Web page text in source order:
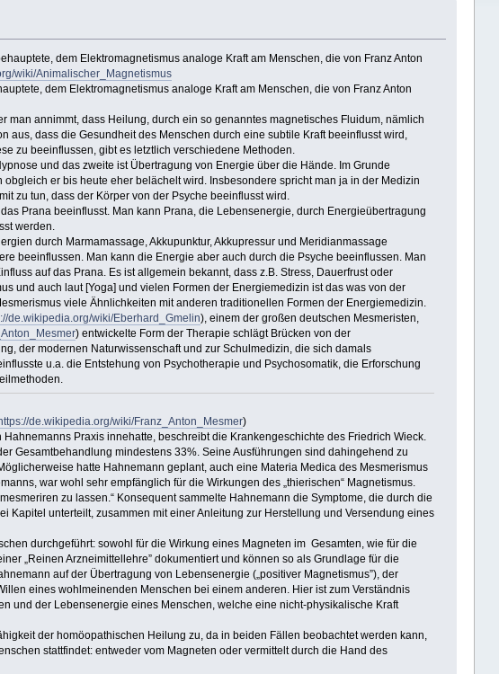
dem Elektromagnetismus analoge Kraft am Menschen, die von Franz Anton
wiki/Animalischer_Magnetismus
dem Elektromagnetismus analoge Kraft am Menschen, die von Franz Anton
annimmt, dass Heilung, durch ein so genanntes magnetisches Fluidum, nämlich
dass die Gesundheit des Menschen durch eine subtile Kraft beeinflusst wird,
zu beeinflussen, gibt es letztlich verschiedene Methoden.
und das zweite ist Übertragung von Energie über die Hände. Im Grunde
er bis heute eher belächelt wird. Insbesondere spricht man ja in der Medizin
zu tun, dass der Körper von der Psyche beeinflusst wird.
Prana beeinflusst. Man kann Prana, die Lebensenergie, durch Energieübertragung
werden.
durch Marmamassage, Akkupunktur, Akkupressur und Meridianmassage
beeinflussen. Man kann die Energie aber auch durch die Psyche beeinflussen. Man
auf das Prana. Es ist allgemein bekannt, dass z.B. Stress, Dauerfrust oder
und auch laut [Yoga] und vielen Formen der Energiemedizin ist das was von der
viele Ähnlichkeiten mit anderen traditionellen Formen der Energiemedizin.
de.wikipedia.org/wiki/Eberhard_Gmelin), einem der großen deutschen Mesmeristen,
) entwickelte Form der Therapie schlägt Brücken von der
der modernen Naturwissenschaft und zur Schulmedizin, die sich damals
u.a. die Entstehung von Psychotherapie und Psychosomatik, die Erforschung
de.wikipedia.org/wiki/Franz_Anton_Mesmer)
Praxis innehatte, beschreibt die Krankengeschichte des Friedrich Wieck.
Gesamtbehandlung mindestens 33%. Seine Ausführungen sind dahingehend zu
hatte Hahnemann geplant, auch eine Materia Medica des Mesmerismus
war wohl sehr empfänglich für die Wirkungen des „thierischen“ Magnetismus.
zu lassen.“ Konsequent sammelte Hahnemann die Symptome, die durch die
unterteilt, zusammen mit einer Anleitung zur Herstellung und Versendung eines
durchgeführt: sowohl für die Wirkung eines Magneten im Gesamten, wie für die
„Reinen Arzneimittellehre” dokumentiert und können so als Grundlage für die
auf der Übertragung von Lebensenergie („positiver Magnetismus”), der
eines wohlmeinenden Menschen bei einem anderen. Hier ist zum Verständnis
und der Lebensenergie eines Menschen, welche eine nicht-physikalische Kraft
der homöopathischen Heilung zu, da in beiden Fällen beobachtet werden kann,
stattfindet: entweder vom Magneten oder vermittelt durch die Hand des